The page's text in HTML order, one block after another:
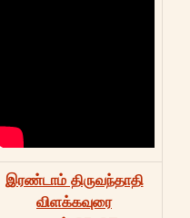
இரண்டாம் திருவந்தாதி
விளக்கவுரை